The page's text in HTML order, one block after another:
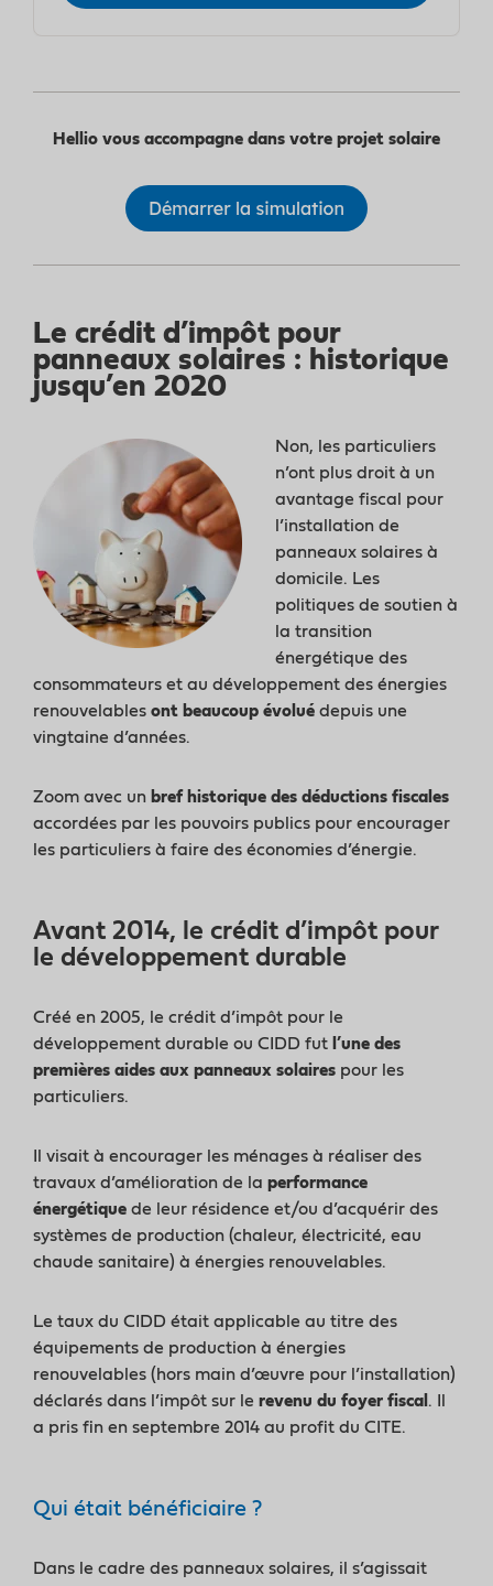
Hellio vous accompagne dans votre projet solaire
Le crédit d’impôt pour
panneaux solaires : historique
jusqu’en 2020
Non, les particuliers
n’ont plus droit à un
avantage fiscal pour
l’installation de
panneaux solaires à
domicile. Les
politiques de soutien à
la transition
énergétique des
consommateurs et au développement des énergies
renouvelables ont beaucoup évolué depuis une
vingtaine d’années.
Zoom avec un bref historique des déductions fiscales
accordées par les pouvoirs publics pour encourager
les particuliers à faire des économies d’énergie.
Avant 2014, le crédit d’impôt pour
le développement durable
Créé en 2005, le crédit d’impôt pour le
développement durable ou CIDD fut l’une des
premières aides aux panneaux solaires pour les
particuliers.
Il visait à encourager les ménages à réaliser des
travaux d’amélioration de la performance
énergétique de leur résidence et/ou d’acquérir des
systèmes de production (chaleur, électricité, eau
chaude sanitaire) à énergies renouvelables.
Le taux du CIDD était applicable au titre des
équipements de production à énergies
renouvelables (hors main d’œuvre pour l’installation)
déclarés dans l’impôt sur le revenu du foyer fiscal . Il
a pris fin en septembre 2014 au profit du CITE.
Qui était bénéficiaire ?
Dans le cadre des panneaux solaires, il s’agissait